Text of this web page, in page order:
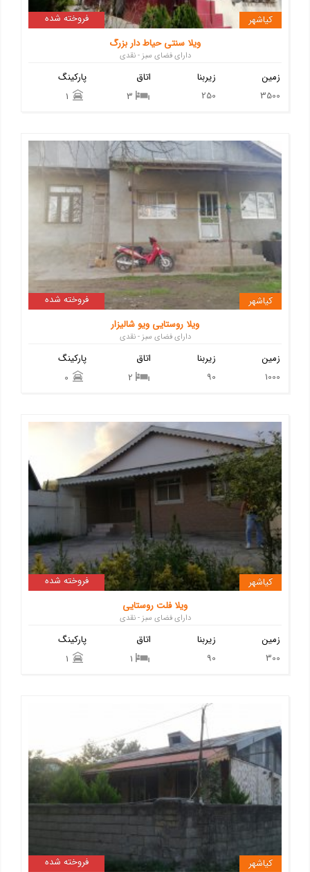
فروخته شده
کیاشهر
ویلا سنتی حیاط دار بزرگ
دارای فضای سبز - نقدی
پارکینگ
اتاق
3
زیربنا
250
زمین
3500
فروخته شده
کیاشهر
ویلا روستایی ویو شالیزار
دارای فضای سبز - نقدی
پارکینگ
اتاق
2
زیربنا
90
زمین
1000
فروخته شده
کیاشهر
ویلا فلت روستایی
دارای فضای سبز - نقدی
پارکینگ
اتاق
1
زیربنا
90
زمین
300
فروخته شده
کیاشهر